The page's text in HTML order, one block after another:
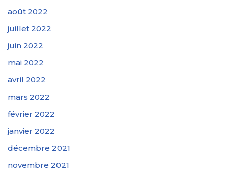
août 2022
juillet 2022
juin 2022
mai 2022
avril 2022
mars 2022
février 2022
janvier 2022
décembre 2021
novembre 2021